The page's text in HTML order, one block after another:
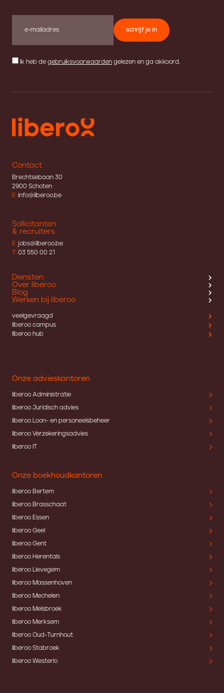
schrijf je in
Ik heb de gebruiksvoorwaarden gelezen en ga akkoord.
Contact
Brechtsebaan 30
2900 Schoten
E: info@liberoo.be
Sollicitanten
& recruiters
E: jobs@liberoo.be
T: 03 550 00 21
Diensten
Over liberoo
Blog
Werken bij liberoo
veelgevraagd
liberoo campus
liberoo hub
Onze advieskantoren
liberoo Administratie
liberoo Juridisch advies
liberoo Loon- en personeelsbeheer
liberoo Verzekeringsadvies
liberoo IT
Onze boekhoudkantoren
liberoo Bertem
liberoo Brasschaat
liberoo Essen
liberoo Geel
liberoo Gent
liberoo Herentals
liberoo Lievegem
liberoo Massenhoven
liberoo Mechelen
liberoo Melsbroek
liberoo Merksem
liberoo Oud-Turnhout
liberoo Stabroek
liberoo Westerlo